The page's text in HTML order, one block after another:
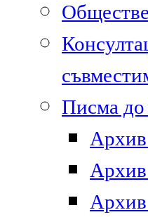
Писма до
Архив
Архив
Архив